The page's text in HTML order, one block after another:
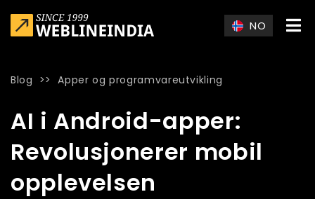
NO
Blog >>Apper og programvareutvikling
AI i Android-apper:
Revolusjonerer mobil
opplevelsen